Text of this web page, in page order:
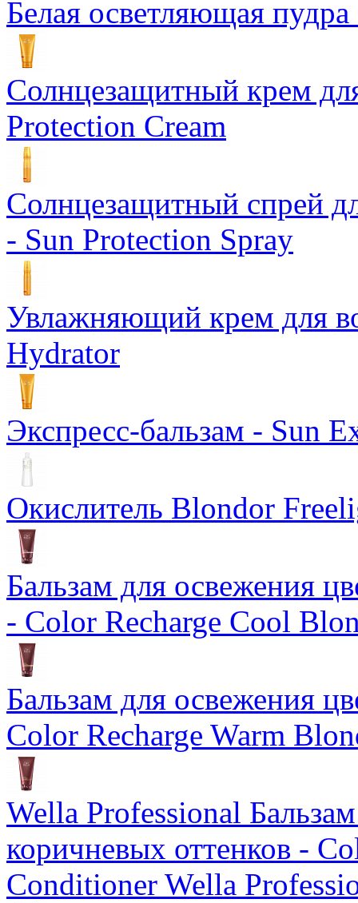
Белая осветляющая
Солнцезащитный крем
Protection Cream
Солнцезащитный спрей
- Sun Protection Spray
Увлажняющий крем для
Hydrator
Экспресс-бальзам - Sun
Окислитель Blondor
Бальзам для освежения
- Color Recharge Cool
Бальзам для освежения
Color Recharge Warm
Wella Professional
коричневых оттенков -
Conditioner Wella